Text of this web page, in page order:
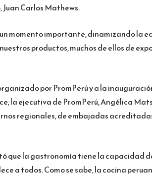
Juan Carlos Mathews.
momento importante, dinamizando la
productos, muchos de ellos de
por PromPerú y a la
la ejecutiva de PromPerú, Angélica
regionales, de embajadas
que la gastronomía tiene la capacidad
a todos. Como se sabe, la cocina